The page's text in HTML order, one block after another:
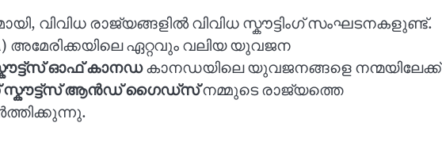
വിവിധ രാജ്യങ്ങളിൽ വിവിധ സ്കൗട്ടിംഗ് സംഘടനകളുണ്ട്.
അമേരിക്കയിലെ ഏറ്റവും വലിയ യുവജന
ഓഫ് കാനഡകാനഡയിലെ യുവജനങ്ങളെ നന്മയിലേക്ക്
സ്കൗട്ട്സ് ആൻഡ് ഗൈഡ്സ്നമ്മുടെ രാജ്യത്തെ